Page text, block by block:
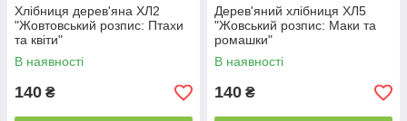
Хлібниця дерев'яна ХЛ2
"Жовтовський розпис: Птахи
та квіти"
В наявності
140 ₴
Дерев'яний хлібниця ХЛ5
"Жовський розпис: Маки та
ромашки"
В наявності
140 ₴